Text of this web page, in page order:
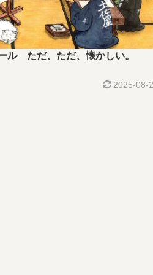
ル ただ、ただ、懐かしい。
2025-08-